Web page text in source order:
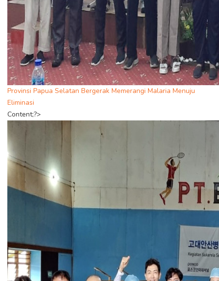
Provinsi Papua Selatan Bergerak Memerangi Malaria Menuju
Eliminasi
Content;?>